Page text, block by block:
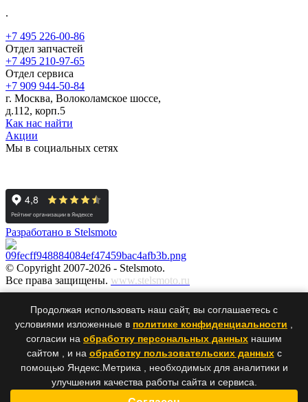
.
+7 495 226-00-86
Отдел запчастей
+7 495 210-97-65
Отдел сервиса
+7 909 944-50-84
г. Москва, Волоколамское шоссе,
д.112, корп.5
Как нас найти
Акции
Мы в социальных сетях
Разработано в Stelsmoto
© Copyright 2007-2026 - Stelsmoto.
Все права защищены. www.stelsmoto.ru
Информация, размещенная на сайте, не является публичной
офертой
Ваше сообщение было успешно отправлено нам. Спасибо!
Продолжая использовать наш сайт, вы соглашаетесь с
условиями изложенные в политике конфиденциальности
согласии на обработку персональных данных нашим
сайтом , и на обработку пользовательских данныхс
помощью Яндекс.Метрика , необходимых для аналитики и
улучшения качества работы сайта и сервиса.